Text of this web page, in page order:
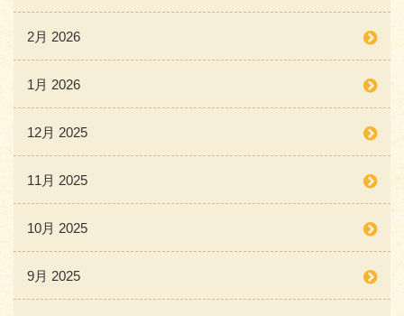
2月 2026
1月 2026
12月 2025
11月 2025
10月 2025
9月 2025